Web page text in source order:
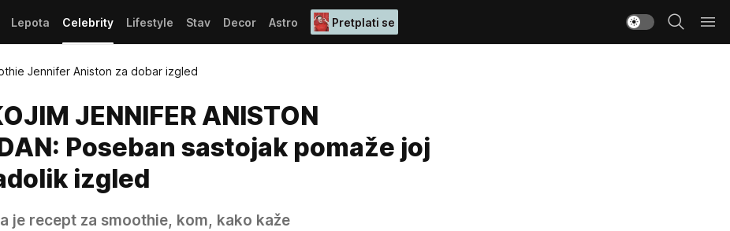
Lepota Celebrity Lifestyle Stav Decor Astro Pretplati se
Jennifer Aniston za dobar izgled
JENNIFER ANISTON
Poseban sastojak pomaže joj
izgled
je recept za smoothie, kom, kako kaže